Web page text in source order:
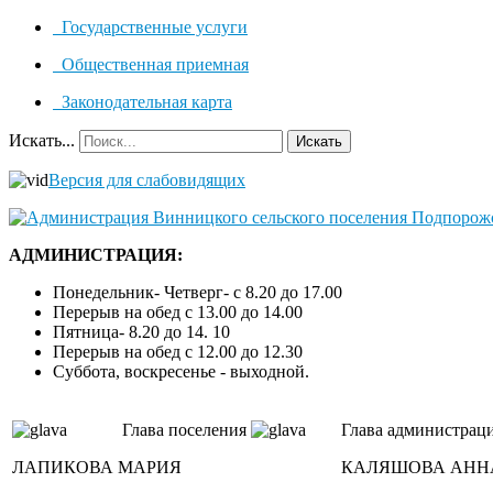
Государственные услуги
Общественная приемная
Законодательная карта
Искать... Искать
Версия для слабовидящих
АДМИНИСТРАЦИЯ:
Понедельник- Четверг- с 8.20 до 17.00
Перерыв на обед с 13.00 до 14.00
Пятница- 8.20 до 14. 10
Перерыв на обед с 12.00 до 12.30
Суббота, воскресенье - выходной.
Глава поселения
ЛАПИКОВА МАРИЯ
Глава
КАЛЯШОВА